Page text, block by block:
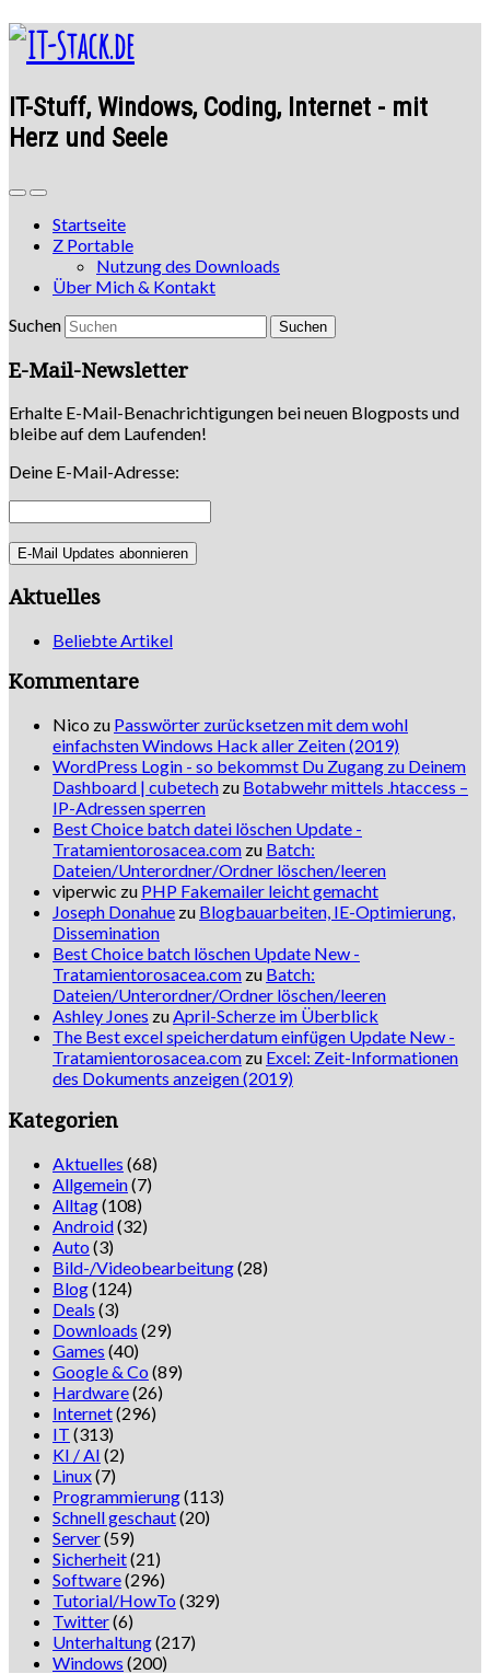
IT-Stuff, Windows, Coding, Internet - mit
Herz und Seele
Startseite
Z Portable
Nutzung des Downloads
Über Mich & Kontakt
Suchen
E-Mail-Newsletter
Erhalte E-Mail-Benachrichtigungen bei neuen Blogposts und
bleibe auf dem Laufenden!
Deine E-Mail-Adresse:
E-Mail Updates abonnieren
Aktuelles
Beliebte Artikel
Kommentare
Nico zu Passwörter zurücksetzen mit dem wohl
einfachsten Windows Hack aller Zeiten (2019)
WordPress Login - so bekommst Du Zugang zu Deinem
Dashboard | cubetech zu Botabwehr mittels .htaccess –
IP-Adressen sperren
Best Choice batch datei löschen Update -
Tratamientorosacea.com zu Batch:
Dateien/Unterordner/Ordner löschen/leeren
viperwic zu PHP Fakemailer leicht gemacht
Joseph Donahue zu Blogbauarbeiten, IE-Optimierung,
Dissemination
Best Choice batch löschen Update New -
Tratamientorosacea.com zu Batch:
Dateien/Unterordner/Ordner löschen/leeren
Ashley Jones zuApril-Scherze im Überblick
The Best excel speicherdatum einfügen Update New -
Tratamientorosacea.com zu Excel: Zeit-Informationen
des Dokuments anzeigen (2019)
Kategorien
Aktuelles (68)
Allgemein(7)
Alltag(108)
Android(32)
Auto (3)
Bild-/Videobearbeitung(28)
Blog(124)
Deals (3)
Downloads (29)
Games (40)
Google & Co (89)
Hardware(26)
Internet(296)
IT (313)
KI / AI (2)
Linux(7)
Programmierung(113)
Schnell geschaut(20)
Server(59)
Sicherheit(21)
Software(296)
Tutorial/HowTo (329)
Twitter(6)
Unterhaltung(217)
Windows (200)